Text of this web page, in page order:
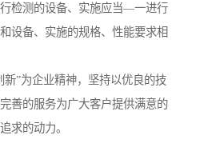
检测的设备、实施应当—一进行
设备、实施的规格、性能要求相
新”为企业精神，坚持以优良的技
善的服务为广大客户提供满意的
求的动力。